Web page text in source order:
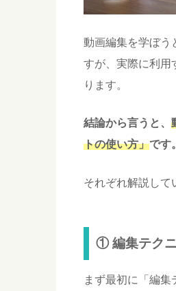
動画編集を学ぼう
すが、実際に利用
ります。
結論から言うと、
トの使い方」です。
それぞれ解説して
① 編集テク
まず最初に「編集